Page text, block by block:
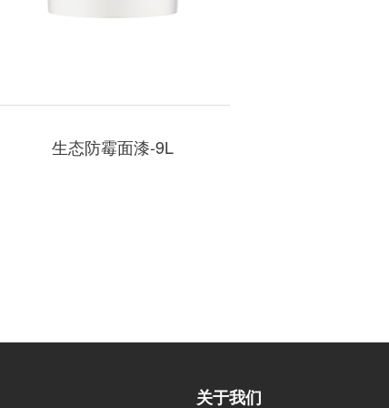
生态防霉面漆-9L
关于我们